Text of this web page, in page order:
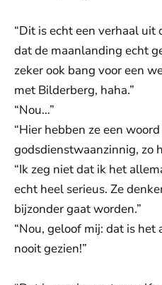
“Dit is echt een verhaal uit
dat de maanlanding echt
zeker ook bang voor een
met Bilderberg, haha.”
“Nou…”
“Hier hebben ze een
godsdienstwaanzinnig, zo
“Ik zeg niet dat ik het
echt heel serieus. Ze
bijzonder gaat worden.”
“Nou, geloof mij: dat is
nooit gezien!”